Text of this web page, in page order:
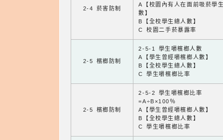
2-4 菸害防制
A【校園內有人在面前吸菸學
數】
B【全校學生總人數】
C 校園二手菸暴露率
2-5 檳榔防制
2-5-1 學生嚼檳榔人數
A【學生曾經嚼檳榔人數】
B【全校學生總人數】
C 學生嚼檳榔比率
2-5 檳榔防制
2-5-2 學生嚼檳榔比率
=A÷B×100％
A【學生曾經嚼檳榔人數】
B【全校學生總人數】
C 學生嚼檳榔比率